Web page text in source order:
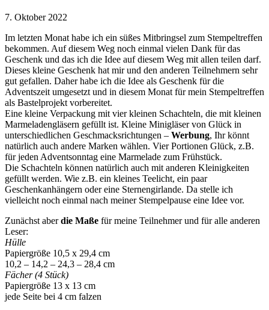
7. Oktober 2022
Im letzten Monat habe ich ein süßes Mitbringsel zum Stempeltreffen
bekommen. Auf diesem Weg noch einmal vielen Dank für das
Geschenk und das ich die Idee auf diesem Weg mit allen teilen darf.
Dieses kleine Geschenk hat mir und den anderen Teilnehmern sehr
gut gefallen. Daher habe ich die Idee als Geschenk für die
Adventszeit umgesetzt und in diesem Monat für mein Stempeltreffen
als Bastelprojekt vorbereitet.
Eine kleine Verpackung mit vier kleinen Schachteln, die mit kleinen
Marmeladengläsern gefüllt ist. Kleine Minigläser von Glück in
unterschiedlichen Geschmacksrichtungen – Werbung, Ihr könnt
natürlich auch andere Marken wählen. Vier Portionen Glück, z.B.
für jeden Adventsonntag eine Marmelade zum Frühstück.
Die Schachteln können natürlich auch mit anderen Kleinigkeiten
gefüllt werden. Wie z.B. ein kleines Teelicht, ein paar
Geschenkanhängern oder eine Sternengirlande. Da stelle ich
vielleicht noch einmal nach meiner Stempelpause eine Idee vor.
Zunächst aberdie Maße für meine Teilnehmer und für alle anderen
Leser:
Hülle
Papiergröße 10,5 x 29,4 cm
10,2 – 14,2 – 24,3 – 28,4 cm
Fächer (4 Stück)
Papiergröße 13 x 13 cm
jede Seite bei 4 cm falzen